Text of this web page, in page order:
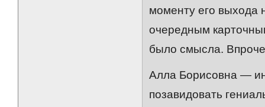
моменту его выхода
очередным
было смысла.
Алла Борисовна —
позавидовать